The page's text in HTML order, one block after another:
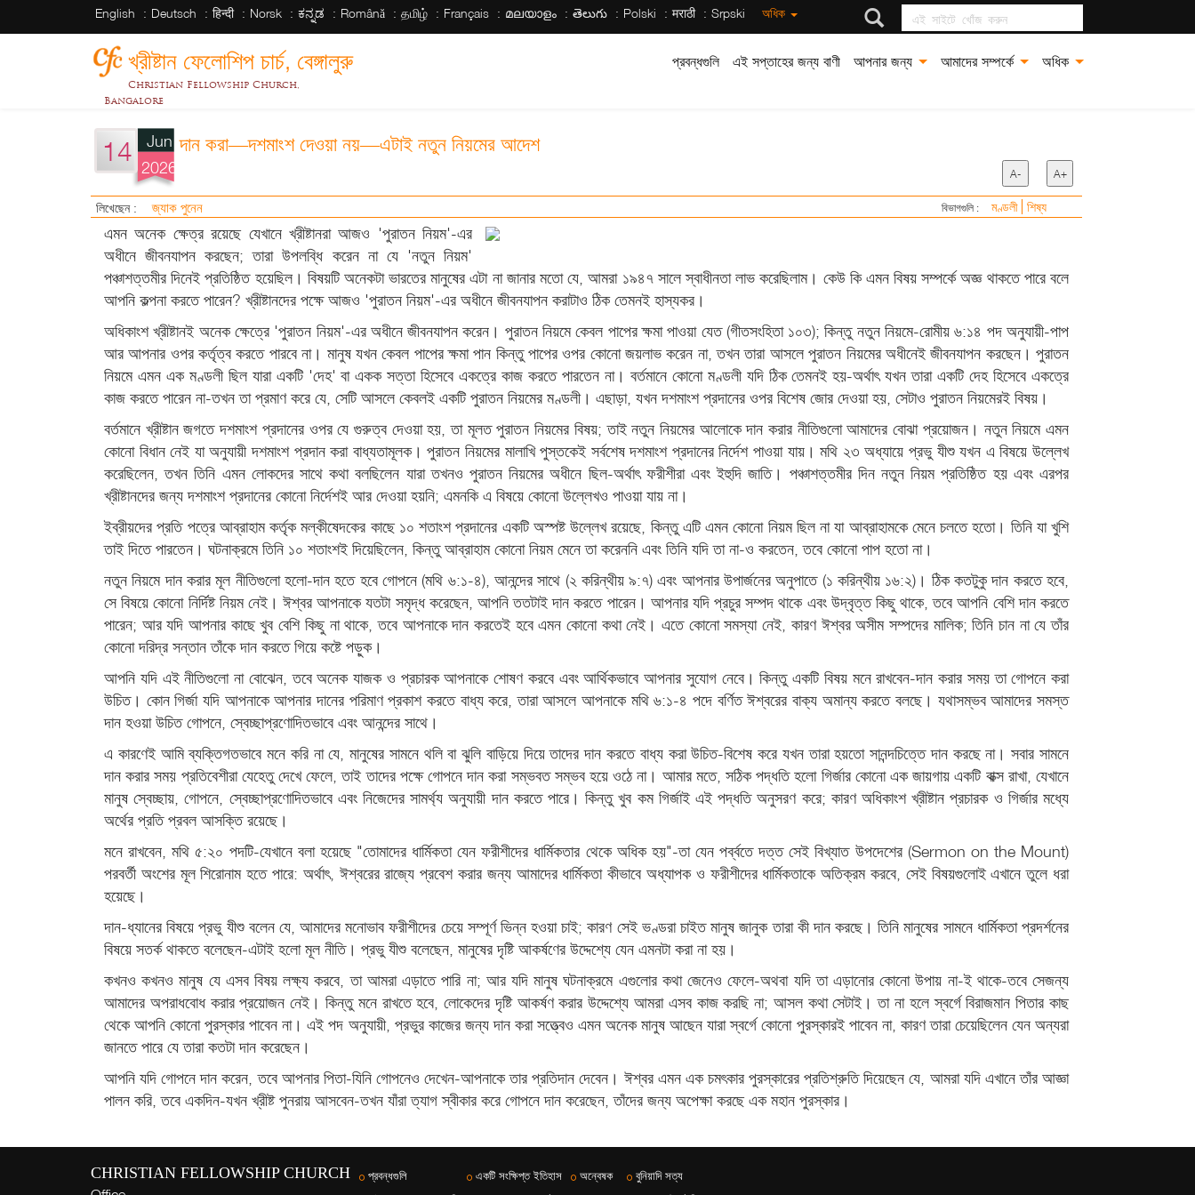
English Deutsch हिन्दी Norsk ಕನ್ನಡ Română தமிழ் Français മലയാളം తెలుగు Polski मराठी Srpski অধিক এই সাইটে খোঁজ করুন
খ্রীষ্টান ফেলোশিপ চার্চ, বেঙ্গালুরু
Christian Fellowship Church,
Bangalore
প্রবন্ধগুলি এই সপ্তাহের জন্য বাণী আপনার জন্য আমাদের সম্পর্কে অধিক
14
Jun
2026
দান করা—দশমাংশ দেওয়া নয়—এটাই নতুন নিয়মের আদেশ
A- A+
লিখেছেন : জ্যাক পুনেন বিভাগগুলি : মণ্ডলী শিষ্য
এমন অনেক ক্ষেত্র রয়েছে যেখানে খ্রীষ্টানরা আজও 'পুরাতন নিয়ম'-এর
অধীনে জীবনযাপন করছেন; তারা উপলব্ধি করেন না যে 'নতুন নিয়ম'
পঞ্চাশত্তমীর দিনেই প্রতিষ্ঠিত হয়েছিল। বিষয়টি অনেকটা ভারতের মানুষের এটা না জানার মতো যে, আমরা ১৯৪৭ সালে স্বাধীনতা লাভ করেছিলাম। কেউ কি এমন বিষয় সম্পর্কে অজ্ঞ থাকতে পারে বলে
আপনি কল্পনা করতে পারেন? খ্রীষ্টানদের পক্ষে আজও 'পুরাতন নিয়ম'-এর অধীনে জীবনযাপন করাটাও ঠিক তেমনই হাস্যকর।
অধিকাংশ খ্রীষ্টানই অনেক ক্ষেত্রে 'পুরাতন নিয়ম'-এর অধীনে জীবনযাপন করেন। পুরাতন নিয়মে কেবল পাপের ক্ষমা পাওয়া যেত (গীতসংহিতা ১০৩); কিন্তু নতুন নিয়মে-রোমীয় ৬:১৪ পদ অনুযায়ী-পাপ
আর আপনার ওপর কর্তৃত্ব করতে পারবে না। মানুষ যখন কেবল পাপের ক্ষমা পান কিন্তু পাপের ওপর কোনো জয়লাভ করেন না, তখন তারা আসলে পুরাতন নিয়মের অধীনেই জীবনযাপন করছেন। পুরাতন
নিয়মে এমন এক মণ্ডলী ছিল যারা একটি 'দেহ' বা একক সত্তা হিসেবে একত্রে কাজ করতে পারতেন না। বর্তমানে কোনো মণ্ডলী যদি ঠিক তেমনই হয়-অর্থাৎ যখন তারা একটি দেহ হিসেবে একত্রে
কাজ করতে পারেন না-তখন তা প্রমাণ করে যে, সেটি আসলে কেবলই একটি পুরাতন নিয়মের মণ্ডলী। এছাড়া, যখন দশমাংশ প্রদানের ওপর বিশেষ জোর দেওয়া হয়, সেটাও পুরাতন নিয়মেরই বিষয়।
বর্তমানে খ্রীষ্টান জগতে দশমাংশ প্রদানের ওপর যে গুরুত্ব দেওয়া হয়, তা মূলত পুরাতন নিয়মের বিষয়; তাই নতুন নিয়মের আলোকে দান করার নীতিগুলো আমাদের বোঝা প্রয়োজন। নতুন নিয়মে এমন
কোনো বিধান নেই যা অনুযায়ী দশমাংশ প্রদান করা বাধ্যতামূলক। পুরাতন নিয়মের মালাখি পুস্তকেই সর্বশেষ দশমাংশ প্রদানের নির্দেশ পাওয়া যায়। মথি ২৩ অধ্যায়ে প্রভু যীশু যখন এ বিষয়ে উল্লেখ
করেছিলেন, তখন তিনি এমন লোকদের সাথে কথা বলছিলেন যারা তখনও পুরাতন নিয়মের অধীনে ছিল-অর্থাৎ ফরীশীরা এবং ইহুদি জাতি। পঞ্চাশত্তমীর দিন নতুন নিয়ম প্রতিষ্ঠিত হয় এবং এরপর
খ্রীষ্টানদের জন্য দশমাংশ প্রদানের কোনো নির্দেশই আর দেওয়া হয়নি; এমনকি এ বিষয়ে কোনো উল্লেখও পাওয়া যায় না।
ইব্রীয়দের প্রতি পত্রে আব্রাহাম কর্তৃক মল্কীষেদকের কাছে ১০ শতাংশ প্রদানের একটি অস্পষ্ট উল্লেখ রয়েছে, কিন্তু এটি এমন কোনো নিয়ম ছিল না যা আব্রাহামকে মেনে চলতে হতো। তিনি যা খুশি
তাই দিতে পারতেন। ঘটনাক্রমে তিনি ১০ শতাংশই দিয়েছিলেন, কিন্তু আব্রাহাম কোনো নিয়ম মেনে তা করেননি এবং তিনি যদি তা না-ও করতেন, তবে কোনো পাপ হতো না।
নতুন নিয়মে দান করার মূল নীতিগুলো হলো-দান হতে হবে গোপনে (মথি ৬:১-৪), আনন্দের সাথে (২ করিন্থীয় ৯:৭) এবং আপনার উপার্জনের অনুপাতে (১ করিন্থীয় ১৬:২)। ঠিক কতটুকু দান করতে হবে,
সে বিষয়ে কোনো নির্দিষ্ট নিয়ম নেই। ঈশ্বর আপনাকে যতটা সমৃদ্ধ করেছেন, আপনি ততটাই দান করতে পারেন। আপনার যদি প্রচুর সম্পদ থাকে এবং উদ্বৃত্ত কিছু থাকে, তবে আপনি বেশি দান করতে
পারেন; আর যদি আপনার কাছে খুব বেশি কিছু না থাকে, তবে আপনাকে দান করতেই হবে এমন কোনো কথা নেই। এতে কোনো সমস্যা নেই, কারণ ঈশ্বর অসীম সম্পদের মালিক; তিনি চান না যে তাঁর
কোনো দরিদ্র সন্তান তাঁকে দান করতে গিয়ে কষ্টে পড়ুক।
আপনি যদি এই নীতিগুলো না বোঝেন, তবে অনেক যাজক ও প্রচারক আপনাকে শোষণ করবে এবং আর্থিকভাবে আপনার সুযোগ নেবে। কিন্তু একটি বিষয় মনে রাখবেন-দান করার সময় তা গোপনে করা
উচিত। কোন গির্জা যদি আপনাকে আপনার দানের পরিমাণ প্রকাশ করতে বাধ্য করে, তারা আসলে আপনাকে মথি ৬:১-৪ পদে বর্ণিত ঈশ্বরের বাক্য অমান্য করতে বলছে। যথাসম্ভব আমাদের সমস্ত
দান হওয়া উচিত গোপনে, স্বেচ্ছাপ্রণোদিতভাবে এবং আনন্দের সাথে।
এ কারণেই আমি ব্যক্তিগতভাবে মনে করি না যে, মানুষের সামনে থলি বা ঝুলি বাড়িয়ে দিয়ে তাদের দান করতে বাধ্য করা উচিত-বিশেষ করে যখন তারা হয়তো সানন্দচিত্তে দান করছে না। সবার সামনে
দান করার সময় প্রতিবেশীরা যেহেতু দেখে ফেলে, তাই তাদের পক্ষে গোপনে দান করা সম্ভবত সম্ভব হয়ে ওঠে না। আমার মতে, সঠিক পদ্ধতি হলো গির্জার কোনো এক জায়গায় একটি বাক্স রাখা, যেখানে
মানুষ স্বেচ্ছায়, গোপনে, স্বেচ্ছাপ্রণোদিতভাবে এবং নিজেদের সামর্থ্য অনুযায়ী দান করতে পারে। কিন্তু খুব কম গির্জাই এই পদ্ধতি অনুসরণ করে; কারণ অধিকাংশ খ্রীষ্টান প্রচারক ও গির্জার মধ্যে
অর্থের প্রতি প্রবল আসক্তি রয়েছে।
মনে রাখবেন, মথি ৫:২০ পদটি-যেখানে বলা হয়েছে "তোমাদের ধার্মিকতা যেন ফরীশীদের ধার্মিকতার থেকে অধিক হয়"-তা যেন পর্ব্বতে দত্ত সেই বিখ্যাত উপদেশের (Sermon on the Mount)
পরবর্তী অংশের মূল শিরোনাম হতে পারে: অর্থাৎ, ঈশ্বরের রাজ্যে প্রবেশ করার জন্য আমাদের ধার্মিকতা কীভাবে অধ্যাপক ও ফরীশীদের ধার্মিকতাকে অতিক্রম করবে, সেই বিষয়গুলোই এখানে তুলে ধরা
হয়েছে।
দান-ধ্যানের বিষয়ে প্রভু যীশু বলেন যে, আমাদের মনোভাব ফরীশীদের চেয়ে সম্পূর্ণ ভিন্ন হওয়া চাই; কারণ সেই ভণ্ডরা চাইত মানুষ জানুক তারা কী দান করছে। তিনি মানুষের সামনে ধার্মিকতা প্রদর্শনের
বিষয়ে সতর্ক থাকতে বলেছেন-এটাই হলো মূল নীতি। প্রভু যীশু বলেছেন, মানুষের দৃষ্টি আকর্ষণের উদ্দেশ্যে যেন এমনটা করা না হয়।
কখনও কখনও মানুষ যে এসব বিষয় লক্ষ্য করবে, তা আমরা এড়াতে পারি না; আর যদি মানুষ ঘটনাক্রমে এগুলোর কথা জেনেও ফেলে-অথবা যদি তা এড়ানোর কোনো উপায় না-ই থাকে-তবে সেজন্য
আমাদের অপরাধবোধ করার প্রয়োজন নেই। কিন্তু মনে রাখতে হবে, লোকেদের দৃষ্টি আকর্ষণ করার উদ্দেশ্যে আমরা এসব কাজ করছি না; আসল কথা সেটাই। তা না হলে স্বর্গে বিরাজমান পিতার কাছ
থেকে আপনি কোনো পুরস্কার পাবেন না। এই পদ অনুযায়ী, প্রভুর কাজের জন্য দান করা সত্ত্বেও এমন অনেক মানুষ আছেন যারা স্বর্গে কোনো পুরস্কারই পাবেন না, কারণ তারা চেয়েছিলেন যেন অন্যরা
জানতে পারে যে তারা কতটা দান করেছেন।
আপনি যদি গোপনে দান করেন, তবে আপনার পিতা-যিনি গোপনেও দেখেন-আপনাকে তার প্রতিদান দেবেন। ঈশ্বর এমন এক চমৎকার পুরস্কারের প্রতিশ্রুতি দিয়েছেন যে, আমরা যদি এখানে তাঁর আজ্ঞা
পালন করি, তবে একদিন-যখন খ্রীষ্ট পুনরায় আসবেন-তখন যাঁরা ত্যাগ স্বীকার করে গোপনে দান করেছেন, তাঁদের জন্য অপেক্ষা করছে এক মহান পুরস্কার।
CHRISTIAN FELLOWSHIP CHURCH
প্রবন্ধগুলি
একটি সংক্ষিপ্ত ইতিহাস
অন্বেষক
বুনিয়াদি সত্য